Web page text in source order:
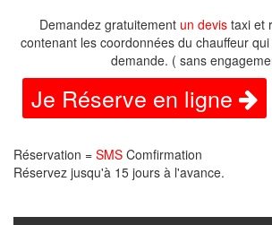
Demandez gratuitement un devis taxi et
contenant les coordonnées du chauffeur
demande. ( sans
Je Réserve en ligne
Réservation = SMS Comfirmation
Réservez jusqu'à 15 jours à l'avance.